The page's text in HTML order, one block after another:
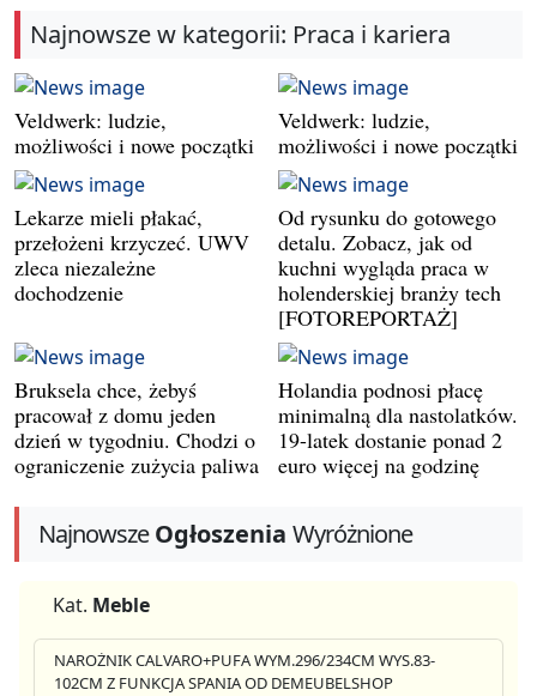
Najnowsze w kategorii: Praca i kariera
Veldwerk: ludzie,
możliwości i nowe początki
Veldwerk: ludzie,
możliwości i nowe początki
Lekarze mieli płakać,
przełożeni krzyczeć. UWV
zleca niezależne
dochodzenie
Od rysunku do gotowego
detalu. Zobacz, jak od
kuchni wygląda praca w
holenderskiej branży tech
[FOTOREPORTAŻ]
Bruksela chce, żebyś
pracował z domu jeden
dzień w tygodniu. Chodzi o
ograniczenie zużycia paliwa
Holandia podnosi płacę
minimalną dla nastolatków.
19-latek dostanie ponad 2
euro więcej na godzinę
NajnowszeOgłoszenia Wyróżnione
Kat. Meble
NAROŻNIK CALVARO+PUFA WYM.296/234CM WYS.83-
102CM Z FUNKCJA SPANIA OD DEMEUBELSHOP